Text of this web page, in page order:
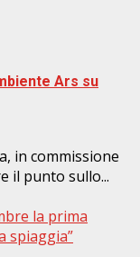
Ars su
in commissione
il punto sullo...
la prima
spiaggia”